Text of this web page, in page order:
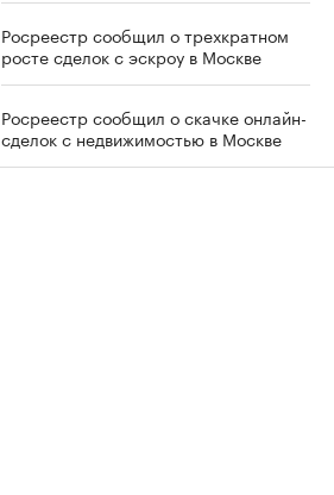
Росреестр сообщил о трехкратном
росте сделок с эскроу в Москве
Росреестр сообщил о скачке онлайн-
сделок с недвижимостью в Москве